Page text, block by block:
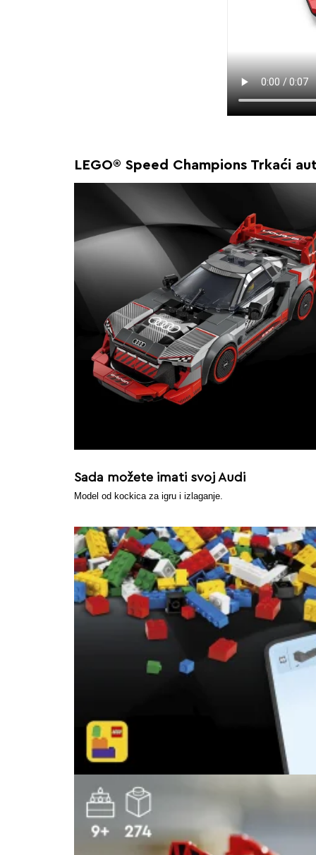
LEGO® Speed Champions Trkaći
Sada možete imati svoj Audi
Model od kockica za igru i izlaganje.